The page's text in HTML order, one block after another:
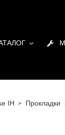
IH Прокладки